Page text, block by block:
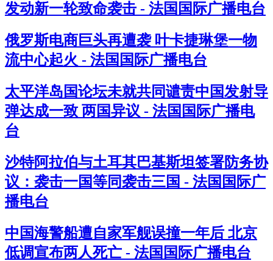
发动新一轮致命袭击 - 法国国际广播电台
俄罗斯电商巨头再遭袭 叶卡捷琳堡一物
流中心起火 - 法国国际广播电台
太平洋岛国论坛未就共同谴责中国发射导
弹达成一致 两国异议 - 法国国际广播电
台
沙特阿拉伯与土耳其巴基斯坦签署防务协
议：袭击一国等同袭击三国 - 法国国际广
播电台
中国海警船遭自家军舰误撞一年后 北京
低调宣布两人死亡 - 法国国际广播电台